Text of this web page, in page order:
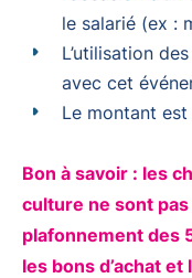
le salarié (ex :
L’utilisation
avec cet
Le montant
Bon à savoir : les
culture ne sont
plafonnement des
les bons d’achat